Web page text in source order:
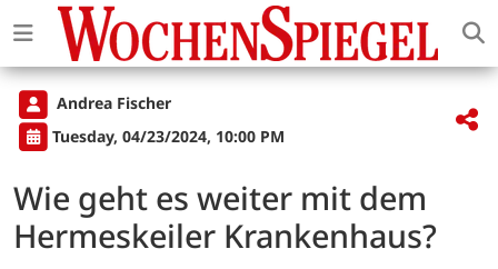
Andrea Fischer
Tuesday, 04/23/2024, 10:00 PM
Wie geht es weiter mit dem
Hermeskeiler Krankenhaus?